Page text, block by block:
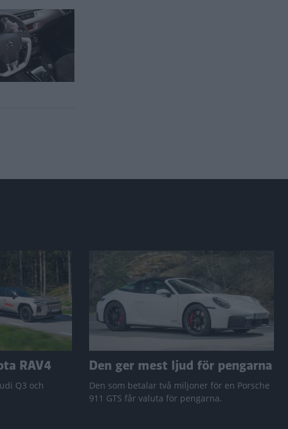
RAV4
Q3 och
Den ger mest ljud för pengarna
Den som betalar två miljoner för en Porsche
911 GTS får valuta för pengarna.